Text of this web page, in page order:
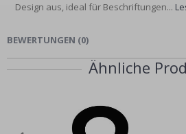
Design aus, ideal für Beschriftungen...
BEWERTUNGEN (0)
Ähnliche